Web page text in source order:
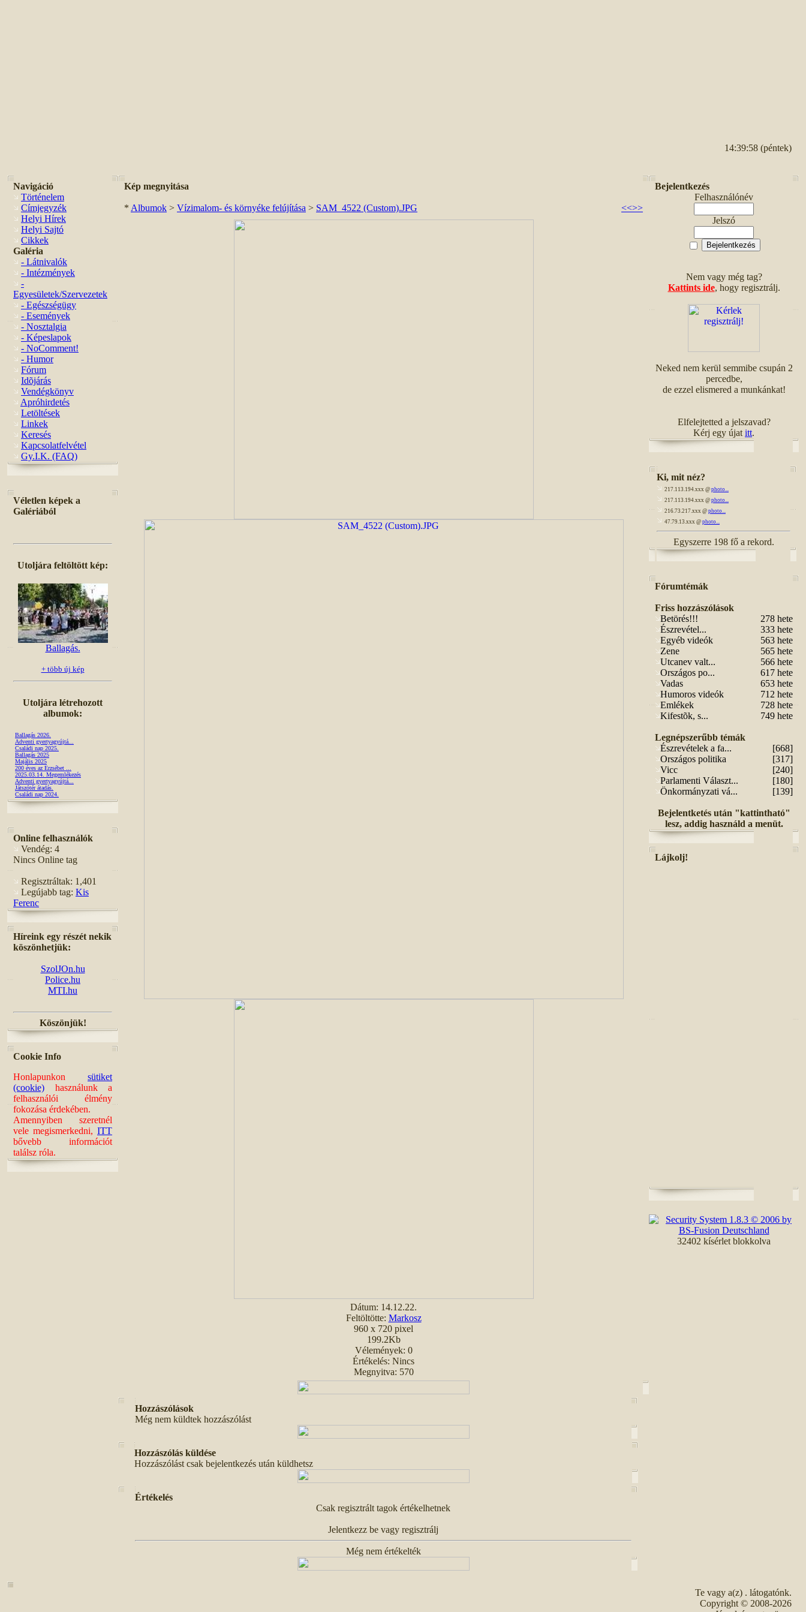
14:39:58 (péntek)
Navigáció
Történelem
Címjegyzék
Helyi Hírek
Helyi Sajtó
Cikkek
Galéria
- Látnivalók
- Intézmények
-
Egyesületek/Szervezetek
- Egészségügy
- Események
- Nosztalgia
- Képeslapok
- NoComment!
- Humor
Fórum
Idõjárás
Vendégkönyv
Apróhirdetés
Letöltések
Linkek
Keresés
Kapcsolatfelvétel
Gy.I.K. (FAQ)
Véletlen képek a
Galériából
Utoljára feltöltött kép:
Ballagás.
+ több új kép
Utoljára létrehozott
albumok:
Ballagás 2026.
Adventi gyertyagyújtá...
Családi nap 2025.
Ballagás 2025
Majális 2025
200 éves az Erzsébet ...
2025.03.14. Megemlékezés
Adventi gyertyagyújtá...
Játszótér átadás.
Családi nap 2024.
Online felhasználók
Vendég: 4
Nincs Online tag
Regisztráltak: 1,401
Legújabb tag: Kis
Ferenc
Híreink egy részét nekik
köszönhetjük:
SzolJOn.hu
Police.hu
MTI.hu
Köszönjük!
Cookie Info
Honlapunkon sütiket
(cookie) használunk a
felhasználói élmény
fokozása érdekében.
Amennyiben szeretnél
vele megismerkedni, ITT
bővebb információt
találsz róla.
Kép megnyitása
* Albumok > Vízimalom- és környéke felújítása > SAM_4522 (Custom).JPG <<>>
Dátum: 14.12.22.
Feltöltötte: Markosz
960 x 720 pixel
199.2Kb
Vélemények: 0
Értékelés: Nincs
Megnyitva: 570
Hozzászólások
Még nem küldtek hozzászólást
Hozzászólás küldése
Hozzászólást csak bejelentkezés után küldhetsz
Értékelés
Csak regisztrált tagok értékelhetnek
Jelentkezz be vagy regisztrálj
Még nem értékelték
Bejelentkezés
Felhasználónév
Jelszó
Nem vagy még tag?
Kattints ide, hogy regisztrálj.
Neked nem kerül semmibe csupán 2
percedbe,
de ezzel elismered a munkánkat!
Elfelejtetted a jelszavad?
Kérj egy újat itt.
Ki, mit néz?
217.113.194.xxx @ photo...
217.113.194.xxx @ photo...
216.73.217.xxx @ photo...
47.79.13.xxx @ photo...
Egyszerre 198 fő a rekord.
Fórumtémák
Friss hozzászólások
Betörés!!!
278 hete
Észrevétel...
333 hete
Egyéb videók
563 hete
Zene
565 hete
Utcanev valt...
566 hete
Országos po...
617 hete
Vadas
653 hete
Humoros videók
712 hete
Emlékek
728 hete
Kifestõk, s...
749 hete
Legnépszerűbb témák
Észrevételek a fa...
[668]
Országos politika
[317]
Vicc
[240]
Parlamenti Választ...
[180]
Önkormányzati vá...
[139]
Bejelentketés után "kattintható"
lesz, addig használd a menüt.
Lájkolj!
32402 kísérlet blokkolva
Te vagy a(z) . látogatónk.
Copyright © 2008-2026